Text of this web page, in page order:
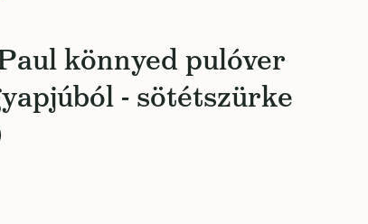
könnyed pulóver
- sötétszürke